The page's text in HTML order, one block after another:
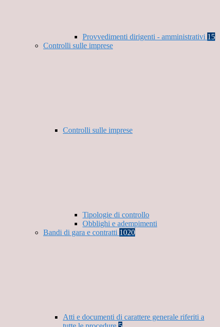
Provvedimenti dirigenti - amministrativi 15
Controlli sulle imprese
Controlli sulle imprese
Tipologie di controllo
Obblighi e adempimenti
Bandi di gara e contratti 1020
Atti e documenti di carattere generale riferiti a